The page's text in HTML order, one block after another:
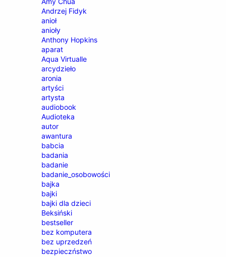
Andrzej Fidyk
anioł
anioły
Anthony Hopkins
aparat
Aqua Virtualle
arcydzieło
aronia
artyści
artysta
audiobook
Audioteka
autor
awantura
babcia
badania
badanie
badanie_osobowości
bajka
bajki
bajki dla dzieci
Beksiński
bestseller
bez komputera
bez uprzedzeń
bezpieczństwo